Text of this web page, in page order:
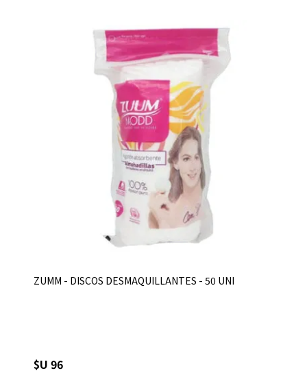
ZUMM - DISCOS DESMAQUILLANTES - 50 UNI
$U 96